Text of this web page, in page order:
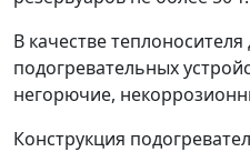
В качестве
подогревательных
негорючие,
Конструкция